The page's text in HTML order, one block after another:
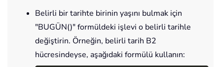
Belirli bir tarihte birinin yaşını bulmak için
"BUGÜN()"formüldeki işlevi o belirli tarihle
değiştirin. Örneğin, belirli tarih B2
hücresindeyse, aşağıdaki formülü kullanın: